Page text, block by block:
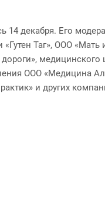
14 декабря. Его
Таг», ООО «Мать
ООО «Медицина
и других